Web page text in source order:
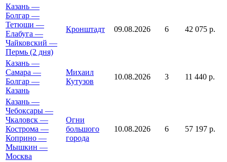
Казань —
Болгар —
Тетюши —
Елабуга —
Чайковский —
Пермь (2 дня)
Кронштадт 09.08.2026 6 42 075 р.
Казань —
Самара —
Болгар —
Казань
Михаил
Кутузов
10.08.2026 3 11 440 р.
Казань —
Чебоксары —
Чкаловск —
Кострома —
Коприно —
Мышкин —
Москва
Огни
большого
города
10.08.2026 6 57 197 р.